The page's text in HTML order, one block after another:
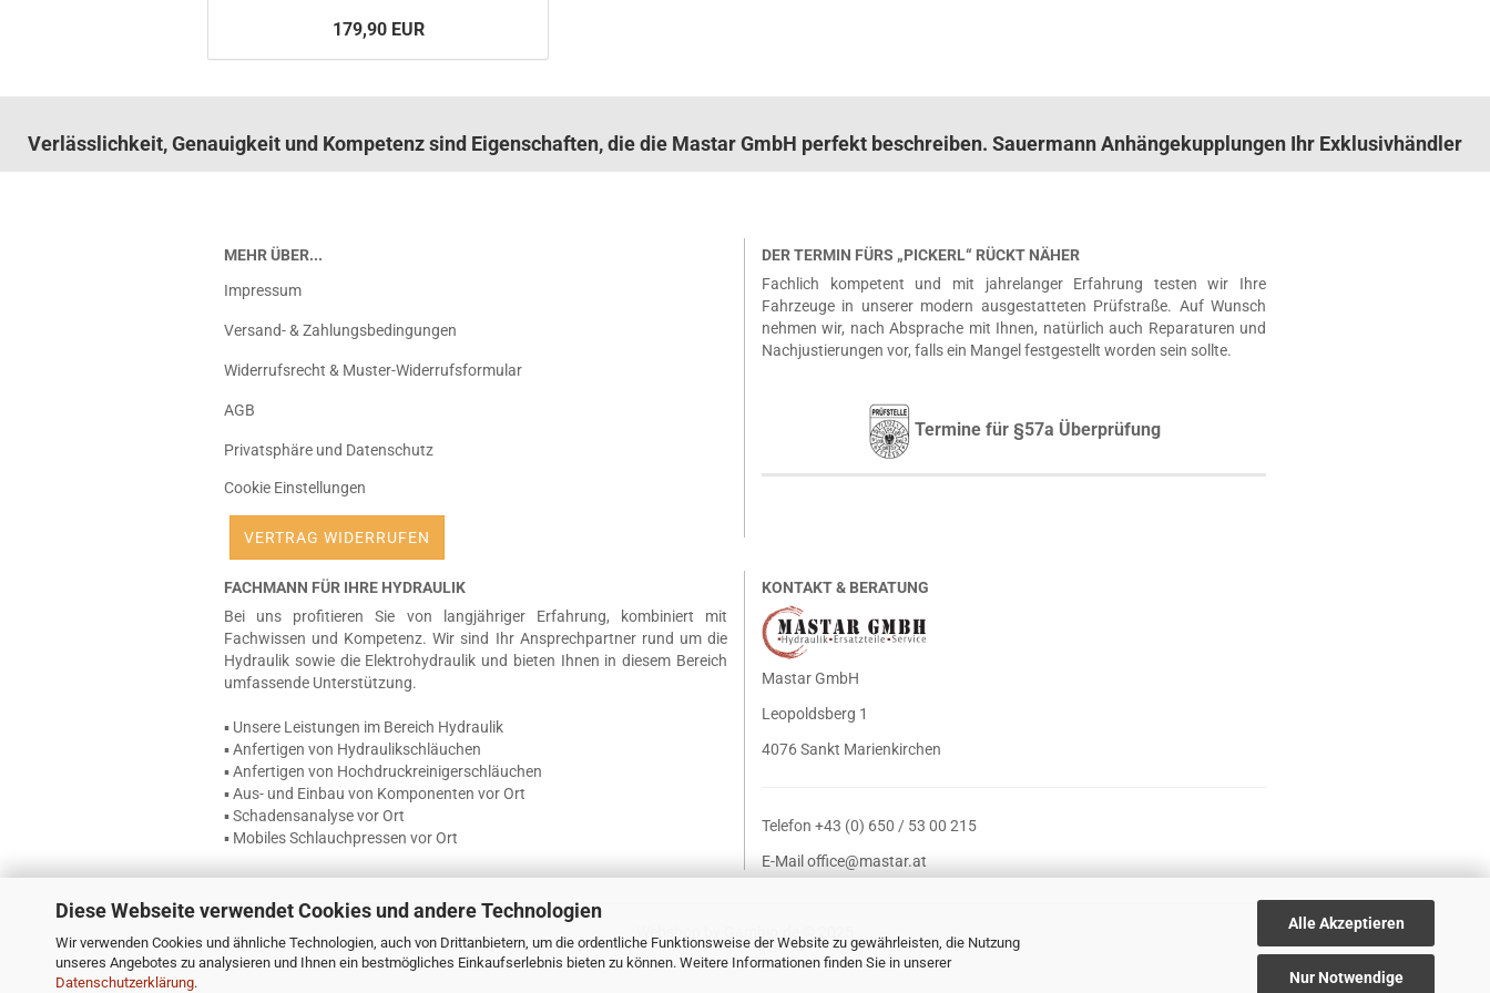
Diese Webseite verwendet Cookies und andere Technologien
Wir verwenden Cookies und ähnliche Technologien, auch von Drittanbietern, um die ordentliche Funktionsweise der Website zu gewährleisten, die Nutzung
unseres Angebotes zu analysieren und Ihnen ein bestmögliches Einkaufserlebnis bieten zu können. Weitere Informationen finden Sie in unserer
Datenschutzerklärung.
Alle Akzeptieren
Nur Notwendige
179,90 EUR
Verlässlichkeit, Genauigkeit und Kompetenz sind Eigenschaften, die die Mastar GmbH perfekt beschreiben. Sauermann Anhängekupplungen Ihr Exklusivhändler
MEHR ÜBER...
Impressum
Versand- & Zahlungsbedingungen
Widerrufsrecht & Muster-Widerrufsformular
AGB
Privatsphäre und Datenschutz
Cookie Einstellungen
DER TERMIN FÜRS „PICKERL“ RÜCKT NÄHER
Fachlich kompetent und mit jahrelanger Erfahrung testen wir Ihre
Fahrzeuge in unserer modern ausgestatteten Prüfstraße. Auf Wunsch
nehmen wir, nach Absprache mit Ihnen, natürlich auch Reparaturen und
Nachjustierungen vor, falls ein Mangel festgestellt worden sein sollte.
Termine für §57a Überprüfung
FACHMANN FÜR IHRE HYDRAULIK
Bei uns profitieren Sie von langjähriger Erfahrung, kombiniert mit
Fachwissen und Kompetenz. Wir sind Ihr Ansprechpartner rund um die
Hydraulik sowie die Elektrohydraulik und bieten Ihnen in diesem Bereich
umfassende Unterstützung.
▪ Unsere Leistungen im Bereich Hydraulik
▪ Anfertigen von Hydraulikschläuchen
▪ Anfertigen von Hochdruckreinigerschläuchen
▪ Aus- und Einbau von Komponenten vor Ort
▪ Schadensanalyse vor Ort
▪ Mobiles Schlauchpressen vor Ort
KONTAKT & BERATUNG
Mastar GmbH
Leopoldsberg 1
4076 Sankt Marienkirchen
Telefon +43 (0) 650 / 53 00 215
E-Mailoffice@mastar.at
VERTRAG WIDERRUFEN